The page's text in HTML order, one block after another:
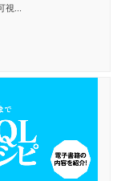
...